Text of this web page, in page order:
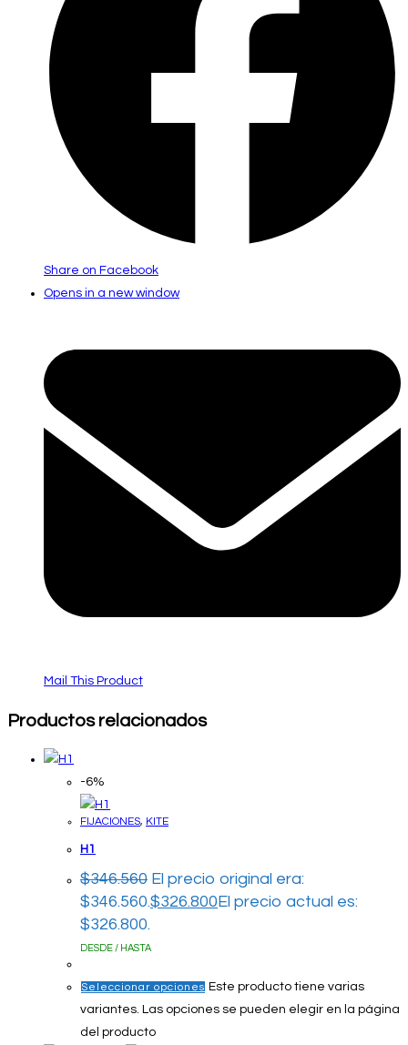
Share on Facebook
Opens in a new window
Mail This Product
Productos relacionados
-6%
FIJACIONES, KITE
H1
$346.560 El precio original era:
$346.560.$326.800 El precio actual es:
$326.800.
DESDE / HASTA
Seleccionar opciones Este producto tiene varias
variantes. Las opciones se pueden elegir en la página
del producto